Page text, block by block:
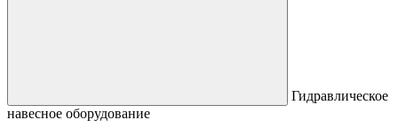
Гидравлическое
навесное оборудование